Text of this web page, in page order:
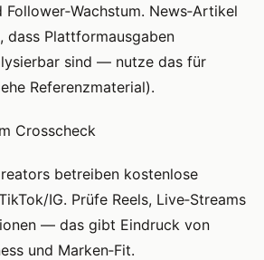
Follower‑Wachstum. News‑Artikel
dass Plattformausgaben
sind — nutze das für
Referenzmaterial).
Crosscheck
betreiben kostenlose
IG. Prüfe Reels, Live‑Streams
— das gibt Eindruck von
und Marken‑Fit.